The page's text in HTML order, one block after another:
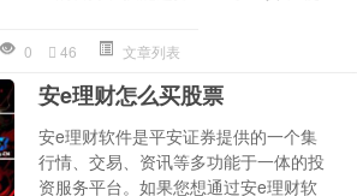
0 46 文章列表
安e理财怎么买股票
安e理财软件是平安证券提供的一个集
行情、交易、资讯等多功能于一体的投
资服务平台。如果您想通过安e理财软